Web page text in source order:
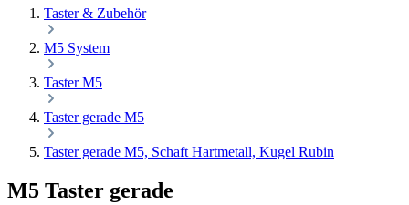
Taster & Zubehör
M5 System
Taster M5
Taster gerade M5
Taster gerade M5, Schaft Hartmetall, Kugel Rubin
M5 Taster gerade